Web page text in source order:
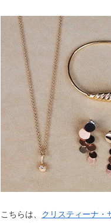
こちらは、 クリスティーナ・